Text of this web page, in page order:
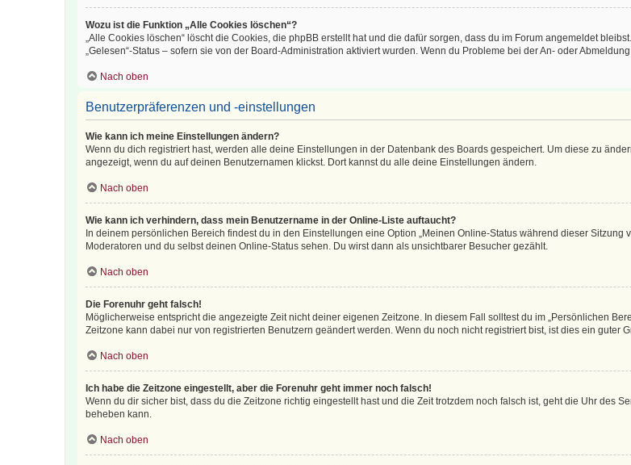
Wozu ist die Funktion „Alle Cookies löschen“?
„Alle Cookies löschen“ löscht die Cookies, die phpBB erstellt hat und die dafür sorgen, dass du im Forum angemeldet
„Gelesen“-Status – sofern sie von der Board-Administration aktiviert wurden. Wenn du Probleme bei der An- oder
Nach oben
Benutzerpräferenzen und -einstellungen
Wie kann ich meine Einstellungen ändern?
Wenn du dich registriert hast, werden alle deine Einstellungen in der Datenbank des Boards gespeichert. Um diese zu
angezeigt, wenn du auf deinen Benutzernamen klickst. Dort kannst du alle deine Einstellungen ändern.
Nach oben
Wie kann ich verhindern, dass mein Benutzername in der Online-Liste auftaucht?
In deinem persönlichen Bereich findest du in den Einstellungen eine Option „Meinen Online-Status während dieser Sitzung
Moderatoren und du selbst deinen Online-Status sehen. Du wirst dann als unsichtbarer Besucher gezählt.
Nach oben
Die Forenuhr geht falsch!
Möglicherweise entspricht die angezeigte Zeit nicht deiner eigenen Zeitzone. In diesem Fall solltest du im „Persönlichen
Zeitzone kann dabei nur von registrierten Benutzern geändert werden. Wenn du noch nicht registriert bist, ist dies ein guter
Nach oben
Ich habe die Zeitzone eingestellt, aber die Forenuhr geht immer noch falsch!
Wenn du dir sicher bist, dass du die Zeitzone richtig eingestellt hast und die Zeit trotzdem noch falsch ist, geht die Uhr des
beheben kann.
Nach oben